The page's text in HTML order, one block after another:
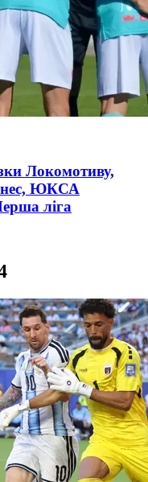
Локомотиву,
ЮКСА
ліга